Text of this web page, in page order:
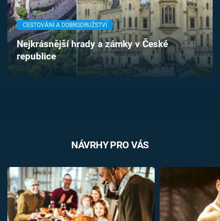
Časopis
Sledujte prima+
CESTOVÁNÍ A DOBRODRUŽSTVÍ
Nejkrásnější hrady a zámky v České
republice
NÁVRHY PRO VÁS